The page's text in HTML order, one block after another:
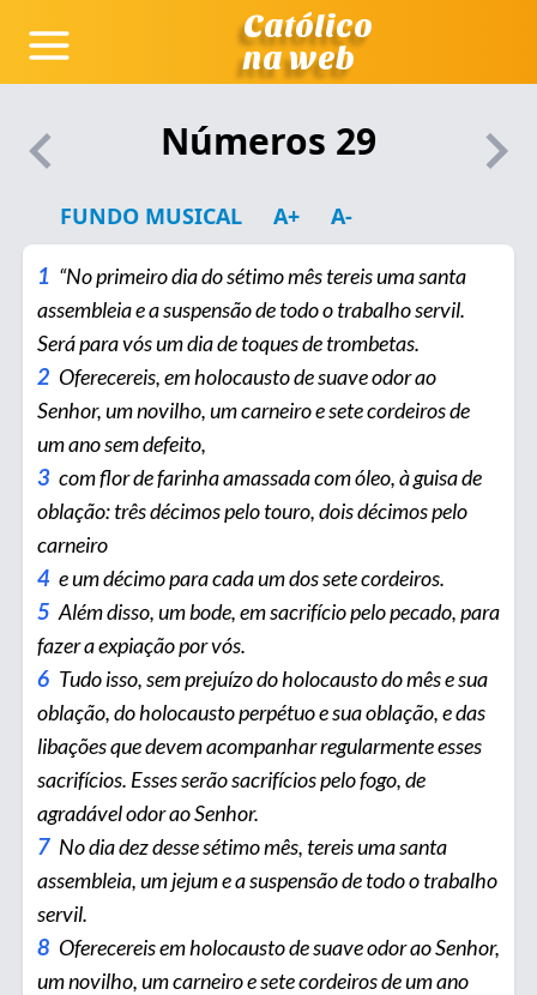
Católico
na web
Números 29
FUNDO MUSICAL A+ A-
1 “No primeiro dia do sétimo mês tereis uma santa
assembleia e a suspensão de todo o trabalho servil.
Será para vós um dia de toques de trombetas.
2 Oferecereis, em holocausto de suave odor ao
Senhor, um novilho, um carneiro e sete cordeiros de
um ano sem defeito,
3 com flor de farinha amassada com óleo, à guisa de
oblação: três décimos pelo touro, dois décimos pelo
carneiro
4 e um décimo para cada um dos sete cordeiros.
5 Além disso, um bode, em sacrifício pelo pecado, para
fazer a expiação por vós.
6 Tudo isso, sem prejuízo do holocausto do mês e sua
oblação, do holocausto perpétuo e sua oblação, e das
libações que devem acompanhar regularmente esses
sacrifícios. Esses serão sacrifícios pelo fogo, de
agradável odor ao Senhor.
7 No dia dez desse sétimo mês, tereis uma santa
assembleia, um jejum e a suspensão de todo o trabalho
servil.
8 Ofere­cereis em holocausto de suave odor ao Senhor,
um novilho, um carneiro e sete cordeiros de um ano